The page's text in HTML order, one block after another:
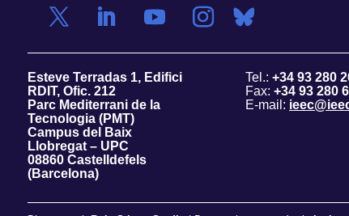
Esteve Terradas 1, Edifici
RDIT, Ofic. 212
Parc Mediterrani de la
Tecnologia (PMT)
Campus del Baix
Llobregat – UPC
08860 Castelldefels
(Barcelona)
Tel.: +34 93 280
Fax: +34 93 280
E-mail: